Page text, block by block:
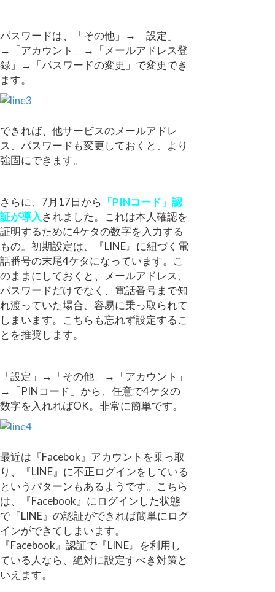
パスワードは、「その他」→「設定」
→「アカウント」→「メールアドレス登
録」→「パスワードの変更」で変更でき
ます。
できれば、他サービスのメールアドレ
ス、パスワードも変更しておくと、より
強固にできます。
さらに、7月17日から 「PINコード」認
証が導入されました。これは本人確認を
証明するために4ケタの数字を入力する
もの。初期設定は、『LINE』に紐づく電
話番号の末尾4ケタになっています。こ
のままにしておくと、メールアドレス、
パスワードだけでなく、電話番号まで知
れ渡っていた場合、容易に乗っ取られて
しまいます。こちらも忘れず設定するこ
とを推奨します。
「設定」→「その他」→「アカウント」
→「PINコード」から、任意で4ケタの
数字を入れればOK。非常に簡単です。
最近は『Facebok』アカウントを乗っ取
り、『LINE』に不正ログインをしている
というパターンもあるようです。こちら
は、『Facebook』にログインした状態
で『LINE』の認証ができれば簡単にログ
インができてしまいます。
『Facebook』認証で『LINE』を利用し
ている人なら、絶対に設定すべき対策と
いえます。